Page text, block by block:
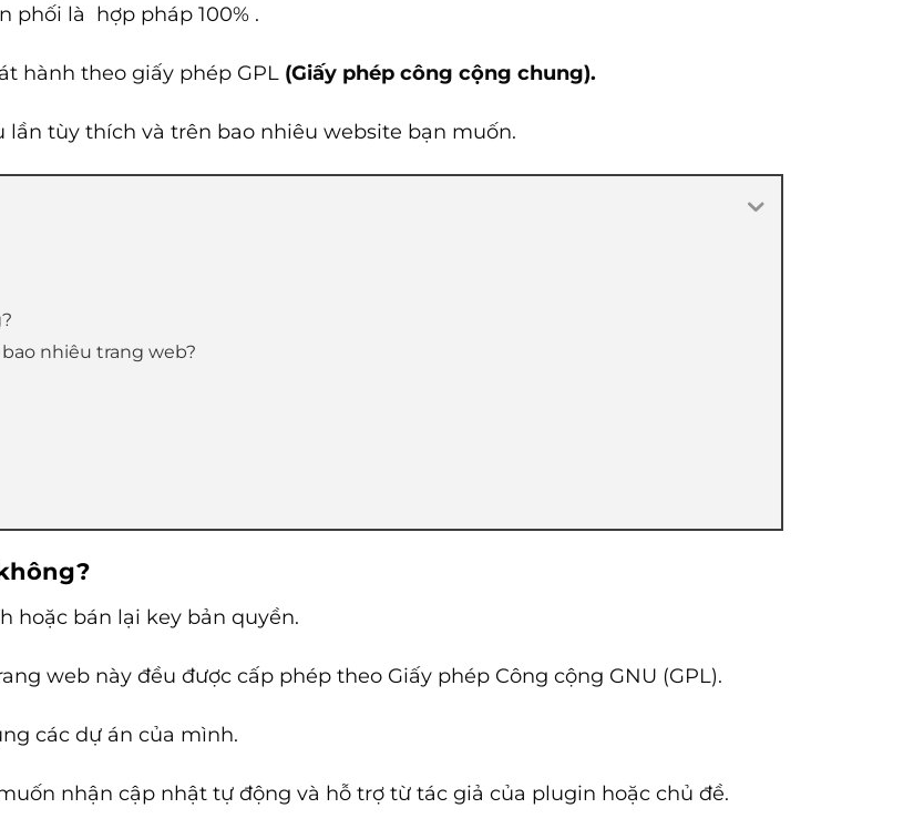
phối là hợp pháp 100% .
hành theo giấy phép GPL (Giấy phép công cộng chung).
tùy thích và trên bao nhiêu website bạn muốn.
nhiêu trang web?
hoặc bán lại key bản quyền.
web này đều được cấp phép theo Giấy phép Công cộng GNU (GPL).
các dự án của mình.
nhận cập nhật tự động và hỗ trợ từ tác giả của plugin hoặc chủ đề.